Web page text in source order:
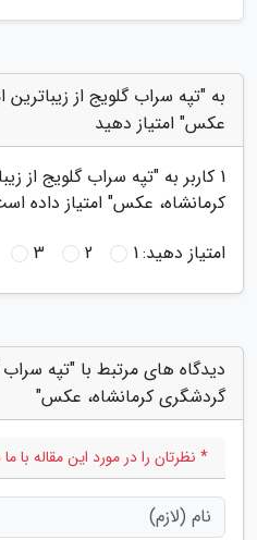
به "تپه سراب گلویج از
عکس" امتیاز دهید
1 کاربر به "تپه سراب گلویج از
کرمانشاه، عکس" امتیاز داده
امتیاز دهید:1
2
3
دیدگاه های مرتبط با "تپه سراب
گردشگری کرمانشاه، عکس"
* نظرتان را در مورد این مقاله با